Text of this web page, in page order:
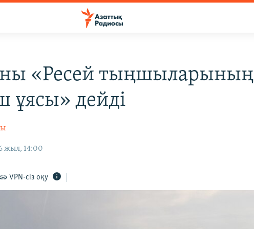
«Ресей тыңшыларының
ұясы» дейді
жыл, 14:00
VPN-сіз оқу